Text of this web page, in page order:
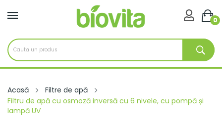
0

Acasă
Filtre de apă
Filtru de apă cu osmoză inversă cu 6 nivele, cu pompă și
lampă UV